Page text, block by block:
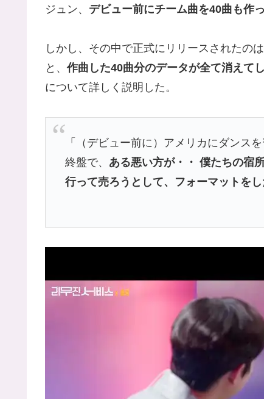
ジュン、 デビュー前にチーム曲を40曲も作
しかし、その中で正式にリリースされたの
と、 作曲した40曲分のデータが全て消えて
について詳しく説明した。
「（デビュー前に）アメリカにダンス
終盤で、 ある悪い方が・・ 僕たちの宿
行って売ろうとして、フォーマットをし